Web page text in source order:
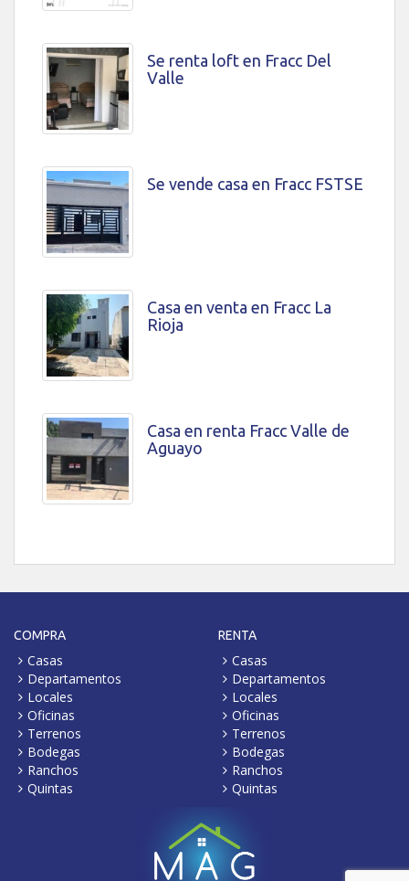
Se renta loft en Fracc Del
Valle
Se vende casa en Fracc FSTSE
Casa en venta en Fracc La
Rioja
Casa en renta Fracc Valle de
Aguayo
COMPRA
Casas
Departamentos
Locales
Oficinas
Terrenos
Bodegas
Ranchos
Quintas
RENTA
Casas
Departamentos
Locales
Oficinas
Terrenos
Bodegas
Ranchos
Quintas